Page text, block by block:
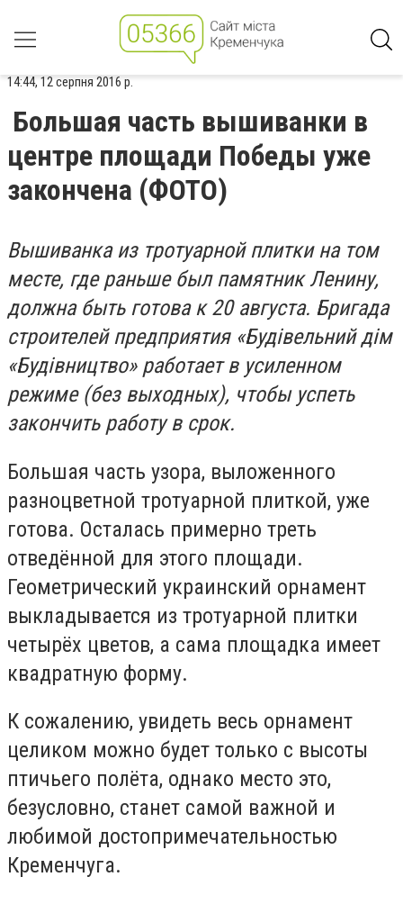
14:44, 12 серпня 2016 р.
Большая часть вышиванки в
центре площади Победы уже
закончена (ФОТО)
Вышиванка из тротуарной плитки на том
месте, где раньше был памятник Ленину,
должна быть готова к 20 августа. Бригада
строителей предприятия «Будівельний дім
«Будівництво» работает в усиленном
режиме (без выходных), чтобы успеть
закончить работу в срок.
Большая часть узора, выложенного
разноцветной тротуарной плиткой, уже
готова. Осталась примерно треть
отведённой для этого площади.
Геометрический украинский орнамент
выкладывается из тротуарной плитки
четырёх цветов, а сама площадка имеет
квадратную форму.
К сожалению, увидеть весь орнамент
целиком можно будет только с высоты
птичьего полёта, однако место это,
безусловно, станет самой важной и
любимой достопримечательностью
Кременчуга.